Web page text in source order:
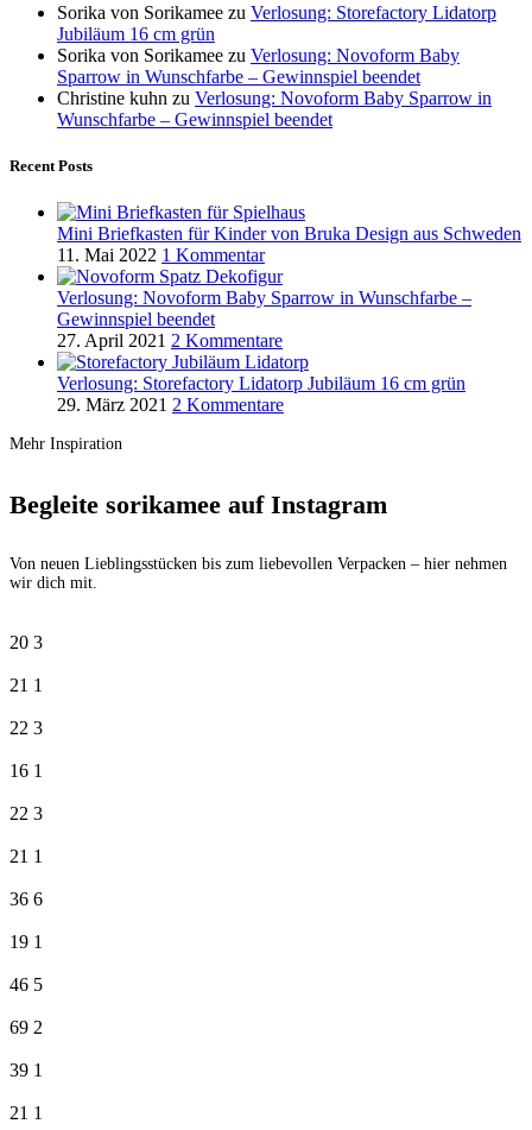
Sorika von Sorikamee zu Verlosung: Storefactory Lidatorp
Jubiläum 16 cm grün
Sorika von Sorikamee zu Verlosung: Novoform Baby
Sparrow in Wunschfarbe – Gewinnspiel beendet
Christine kuhn zu Verlosung: Novoform Baby Sparrow in
Wunschfarbe – Gewinnspiel beendet
Recent Posts
Mini Briefkasten für Kinder von Bruka Design aus Schweden
11. Mai 2022 1 Kommentar
Verlosung: Novoform Baby Sparrow in Wunschfarbe –
Gewinnspiel beendet
27. April 2021 2 Kommentare
Verlosung: Storefactory Lidatorp Jubiläum 16 cm grün
29. März 2021 2 Kommentare
Mehr Inspiration
Begleite sorikamee auf Instagram
Von neuen Lieblingsstücken bis zum liebevollen Verpacken – hier nehmen
wir dich mit.
20 3
21 1
22 3
16 1
22 3
21 1
36 6
19 1
46 5
69 2
39 1
21 1